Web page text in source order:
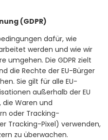
(GDPR)
dafür, wie
werden und wie wir
umgehen. Die GDPR zielt
die Rechte der EU-Bürger
Sie gilt für alle EU-
außerhalb der EU
Waren und
oder Tracking-
Tracking-Pixel) verwenden,
zu überwachen.